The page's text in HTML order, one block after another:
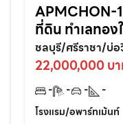
APMCHON-
ที่ดิน ทำเลทอ
ศรีราชา ติดแห
อดทันที!
ชลบุรี/ศรีราชา/บ่อ
22,000,000 บ
- - -
-
โรงแรม/อพาร์ทเม้นท์